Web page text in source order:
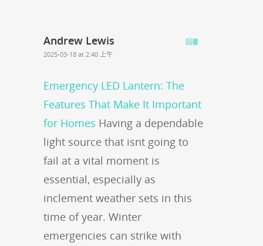
Andrew Lewis
2025-03-18 at 2:40 上午
Emergency LED Lantern: The
Features That Make It Important
for Homes Having a dependable
light source that isnt going to
fail at a vital moment is
essential, especially as
inclement weather sets in this
time of year. Winter
emergencies can strike with
回覆